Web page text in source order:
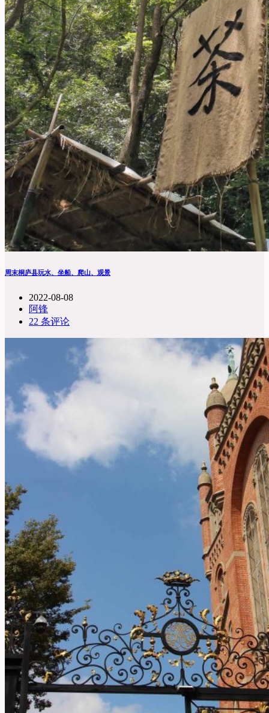
周末桐庐县玩水、坐船、爬山、观景
2022-08-08
阿锋
22 条评论